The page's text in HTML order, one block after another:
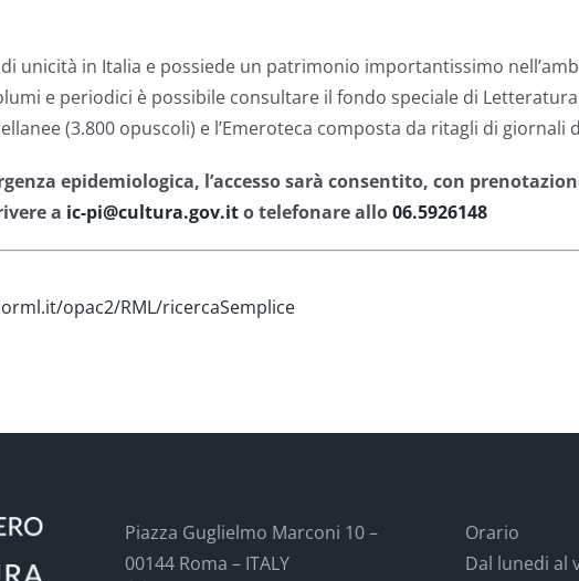
unicità in Italia e possiede un patrimonio importantissimo
e periodici è possibile consultare il fondo speciale di
(3.800 opuscoli) e l’Emeroteca composta da ritagli di giornali
epidemiologica, l’accesso sarà consentito, con
a ic-pi@cultura.gov.ito telefonare allo06.5926148
opac2/RML/ricercaSemplice
Piazza Guglielmo Marconi 10 –
00144 Roma – ITALY
Orario
Dal lunedi al